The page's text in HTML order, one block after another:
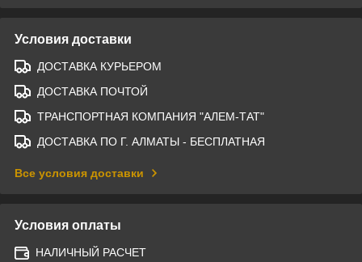
Условия доставки
ДОСТАВКА КУРЬЕРОМ
ДОСТАВКА ПОЧТОЙ
ТРАНСПОРТНАЯ КОМПАНИЯ "АЛЕМ-ТАТ"
ДОСТАВКА ПО Г. АЛМАТЫ - БЕСПЛАТНАЯ
Все условия доставки
Условия оплаты
НАЛИЧНЫЙ РАСЧЕТ